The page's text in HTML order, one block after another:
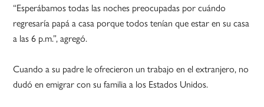
“Esperábamos todas las noches preocupadas por cuándo
regresaría papá a casa porque todos tenían que estar en su casa
a las 6 p.m.”, agregó.
Cuando a su padre le ofrecieron un trabajo en el extranjero, no
dudó en emigrar con su familia a los Estados Unidos.